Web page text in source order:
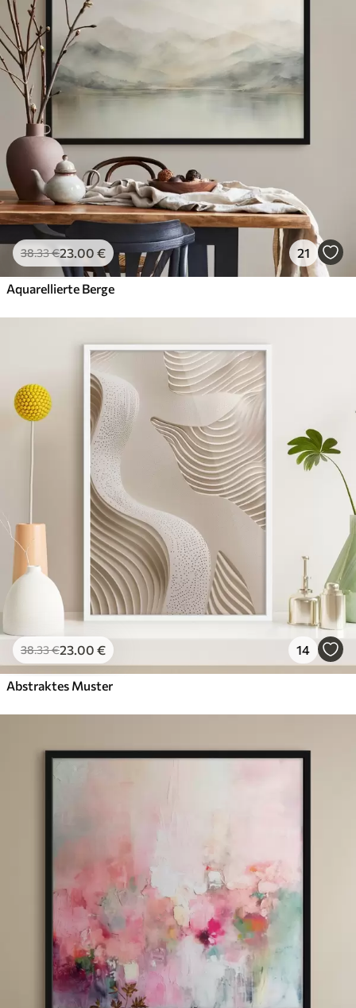
38.33€23.00 € 21
Aquarellierte Berge
38.33€23.00 € 14
Abstraktes Muster